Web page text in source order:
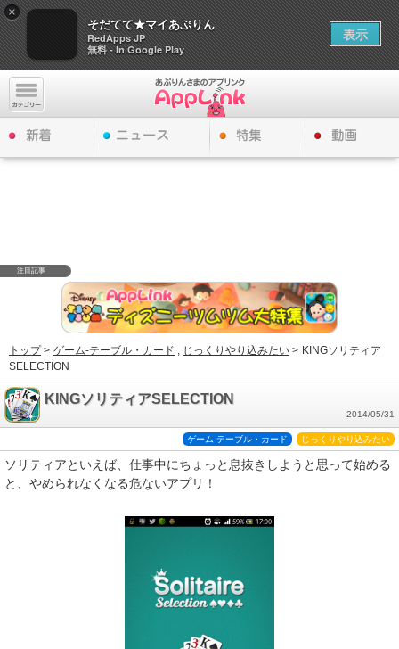
×
そだてて★マイあぷりん
RedApps JP
無料 - In Google Play
表示
注目記事
トップ> ゲーム-テーブル・カード , じっくりやり込みたい > KINGソリティア
SELECTION
KINGソリティアSELECTION
2014/05/31
じっくりやり込みたい
ゲーム-テーブル・カード
ソリティアといえば、仕事中にちょっと息抜きしようと思って始める
と、やめられなくなる危ないアプリ！